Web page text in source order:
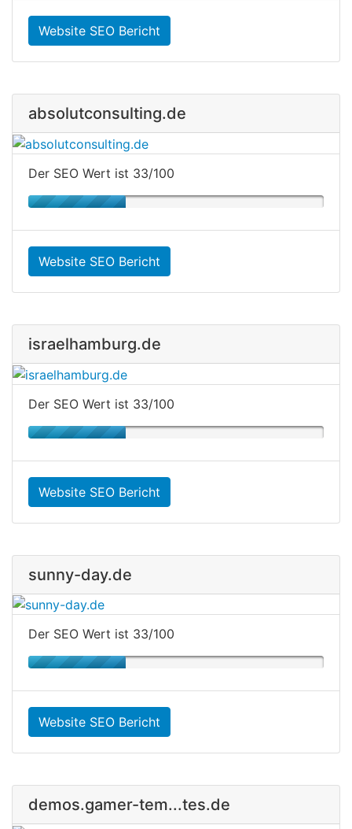
Website SEO Bericht
absolutconsulting.de
Der SEO Wert ist 33/100
Website SEO Bericht
israelhamburg.de
Der SEO Wert ist 33/100
Website SEO Bericht
sunny-day.de
Der SEO Wert ist 33/100
Website SEO Bericht
demos.gamer-tem...tes.de